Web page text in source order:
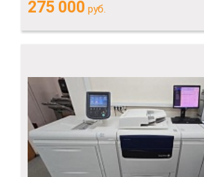
275 000 руб.